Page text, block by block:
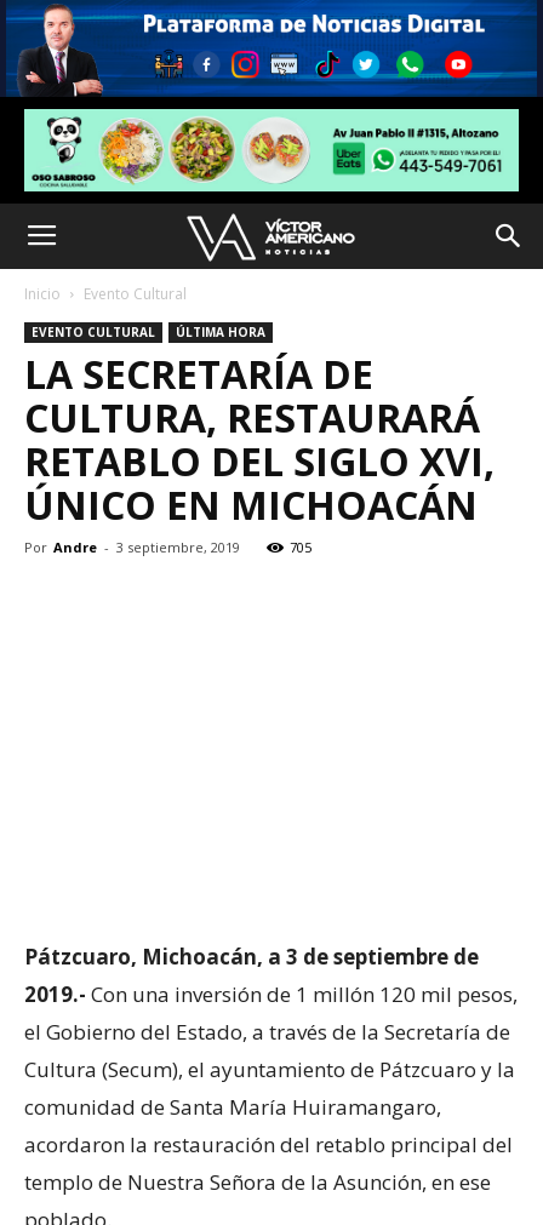
Inicio Evento Cultural
EVENTO CULTURAL ÚLTIMA HORA
LA SECRETARÍA DE
CULTURA, RESTAURARÁ
RETABLO DEL SIGLO XVI,
ÚNICO EN MICHOACÁN
Por Andre - 3 septiembre, 2019 705
Pátzcuaro, Michoacán, a 3 de septiembre de
2019.- Con una inversión de 1 millón 120 mil pesos,
el Gobierno del Estado, a través de la Secretaría de
Cultura (Secum), el ayuntamiento de Pátzcuaro y la
comunidad de Santa María Huiramangaro,
acordaron la restauración del retablo principal del
templo de Nuestra Señora de la Asunción, en ese